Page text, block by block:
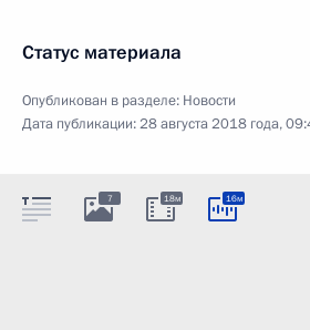
Статус материала
Опубликован в разделе: Новости
Дата публикации:28 августа 2018 года,
7 18м 16м